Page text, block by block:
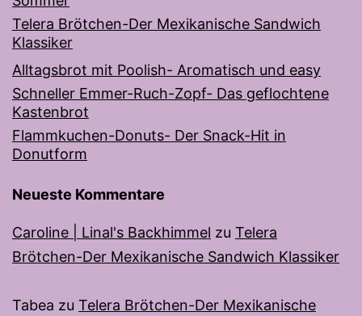
Telera Brötchen-Der Mexikanische Sandwich
Klassiker
Alltagsbrot mit Poolish- Aromatisch und easy
Schneller Emmer-Ruch-Zopf- Das geflochtene
Kastenbrot
Flammkuchen-Donuts- Der Snack-Hit in
Donutform
Neueste Kommentare
Caroline | Linal's Backhimmel zu Telera
Brötchen-Der Mexikanische Sandwich Klassiker
Tabea zu Telera Brötchen-Der Mexikanische